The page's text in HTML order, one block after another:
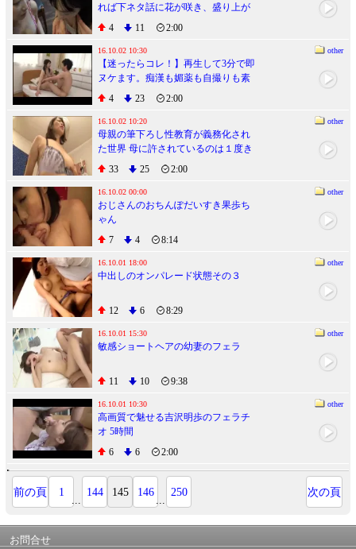
れば下ネタ話に花が咲き、盛り上が
りついでにお客の若い男子をパンチ
ラで誘い、久々に見る勃起チ○ポ店内
で頂いちゃいました
4 11 2:00
16.10.02 10:30 other
【迷ったらコレ！】再生して3分で即
ヌケます。痴漢も媚薬も自撮りも素
人参加型も！アイドル並みのルック
スでムチムチボディの天使が足腰ガ
ックガクのアクメ連発セックスしま
くり！！ 上原亜衣 4時間
4 23 2:00
16.10.02 10:20 other
母親の筆下ろし性教育が義務化され
た世界 母に許されているのは１度き
りの童貞喪失SEX！正しい性知識を
教えるだけのはずだったのに･･･旦那
よりも元気な息子チ◯ポにハマり禁
断の母子相姦で快楽堕ち!!
33 25 2:00
16.10.02 00:00 other
おじさんのおちんぽだいすき果歩ち
ゃん
7
4 8:14
16.10.01 18:00 other
中出しのオンパレード状態その３
12 6 8:29
16.10.01 15:30 other
敏感ショートヘアの幼妻のフェラ
11 10 9:38
16.10.01 10:30 other
高画質で魅せる吉沢明歩のフェラチ
オ 5時間
6
6 2:00
前の頁 1
...
144 145 146
...
250 次の頁
お問合せ